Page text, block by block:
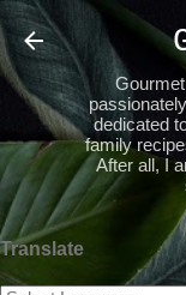
dedicated
family
After all, I
Translate